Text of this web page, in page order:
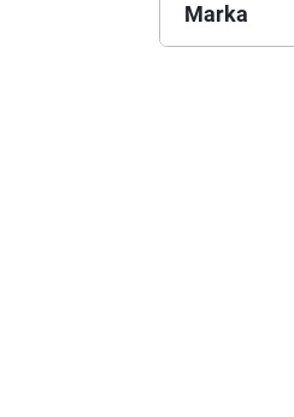
Marka